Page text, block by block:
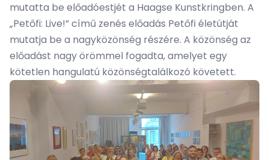
mutatta be előadóestjét a Haagse Kunstkringben. A
„Petőfi: Live!” című zenés előadás Petőfi életútját
mutatja be a nagyközönség részére. A közönség az
előadást nagy örömmel fogadta, amelyet egy
kötetlen hangulatú közönségtalálkozó követett.